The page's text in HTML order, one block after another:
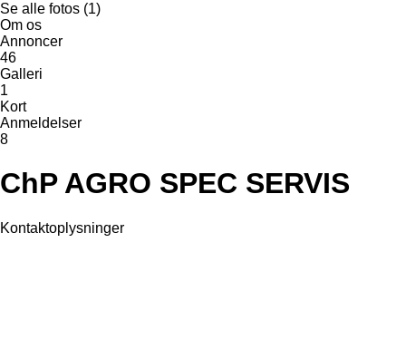
Se alle fotos (1)
Om os
Annoncer
46
Galleri
1
Kort
Anmeldelser
8
ChP AGRO SPEC SERVIS
Kontaktoplysninger